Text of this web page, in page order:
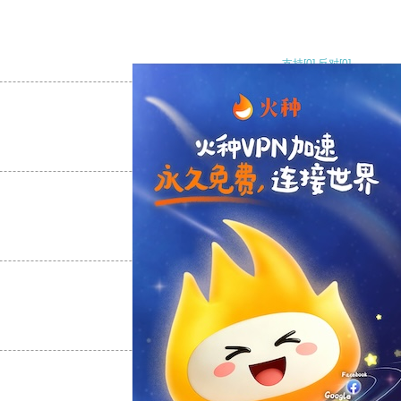
支持[0] 反对[0]
支持[0] 反对
支持
支持 反对 [0]